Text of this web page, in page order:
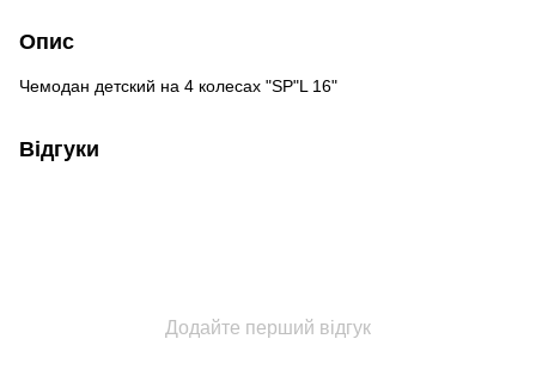
Опис
Чемодан детский на 4 колесах "SP"L 16"
Відгуки
Додайте перший відгук